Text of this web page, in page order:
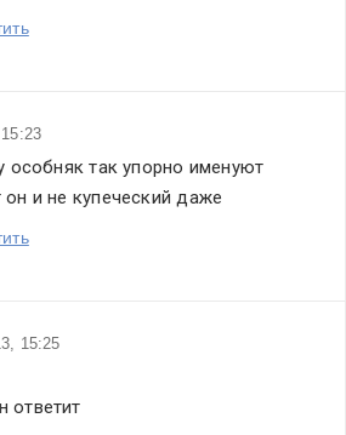
особняк так упорно именуют
и не купеческий даже
15:25